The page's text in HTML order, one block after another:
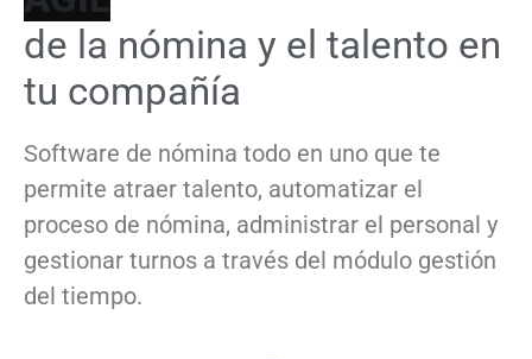
de la nómina y el talento en
tu compañía
Software de nómina todo en uno que te
permite atraer talento, automatizar el
proceso de nómina, administrar el personal y
gestionar turnos a través del módulo gestión
del tiempo.